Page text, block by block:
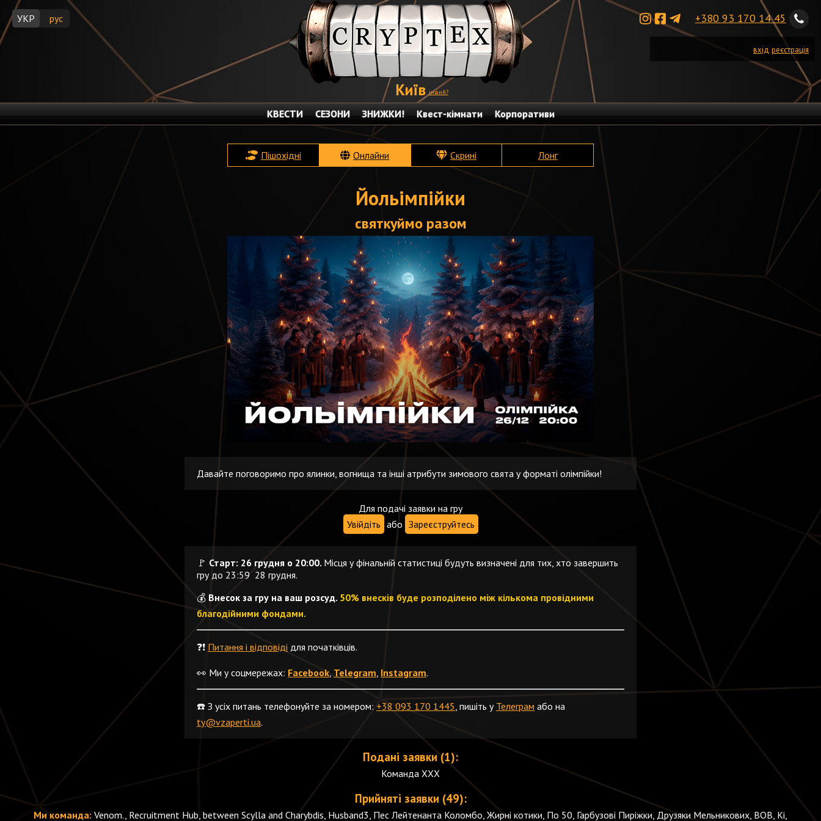
+380 93 170 14 45
Київ інший?
вхід реєстрація
КВЕСТИ СЕЗОНИ ЗНИЖКИ! Квест-кімнати Корпоративи
УКР рус
Пішохідні Онлайни Скрині Лонг
Йольімпійки
святкуймо разом
Давайте поговоримо про ялинки, вогнища та інші атрибути зимового свята у форматі олімпійки!
Для подачі заявки на гру
Увійдіть або Зареєструйтесь
🚩 Старт: 26 грудня о 20:00. Місця у фінальній статистиці будуть визначені для тих, хто завершить
гру до 23:59 28 грудня.
💰 Внесок за гру на ваш розсуд. 50% внесків буде розподілено між кількома провідними
благодійними фондами.
❓❗️ Питання і відповіді для початківців.
👀 Ми у соцмережах: Facebook Telegram Instagram.
☎️ З усіх питань телефонуйте за номером:+38 093 170 1445 , пишіть у Телеграм або на
ty@vzaperti.ua.
Подані заявки (1):
Команда ХХХ
Прийняті заявки (49):
Ми команда: Venom., Recruitment Hub, between Scylla and Charybdis, Husband3, Пес Лейтенанта Коломбо, Жирні котики, По 50, Гарбузові Пиріжки, Друзяки Мельникових, BOB, Кі,